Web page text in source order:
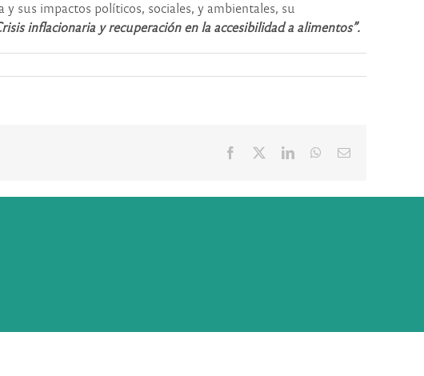
sus impactos políticos, sociales, y ambientales, su
inflacionaria y recuperación en la accesibilidad a alimentos”.
Facebook LinkedInWhatsApp
Correo